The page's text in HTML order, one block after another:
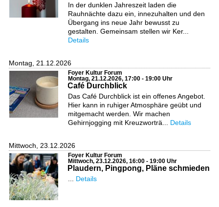
In der dunklen Jahreszeit laden die
Rauhnächte dazu ein, innezuhalten und den
Übergang ins neue Jahr bewusst zu
gestalten. Gemeinsam stellen wir Ker...
Details
Montag, 21.12.2026
Foyer Kultur Forum
Montag, 21.12.2026, 17:00 - 19:00 Uhr
Café Durchblick
Das Café Durchblick ist ein offenes Angebot.
Hier kann in ruhiger Atmosphäre geübt und
mitgemacht werden. Wir machen
Gehirnjogging mit Kreuzworträ... Details
Mittwoch, 23.12.2026
Foyer Kultur Forum
Mittwoch, 23.12.2026, 16:00 - 19:00 Uhr
Plaudern, Pingpong, Pläne schmieden
Details